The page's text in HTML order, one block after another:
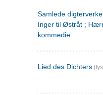
Samlede
Inger til Østråt ;
kommedie
Lied des Dichters